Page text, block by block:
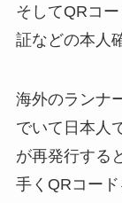
そしてQRコ
証などの本人
海外のランナ
でいて日本人
が再発行する
手くQRコー